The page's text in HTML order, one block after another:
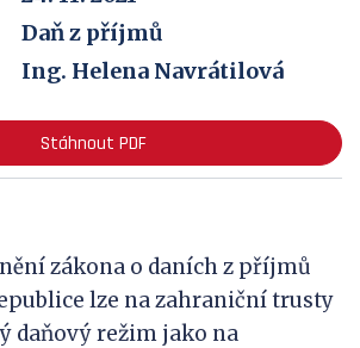
Daň z příjmů
Ing. Helena Navrátilová
Stáhnout PDF
zákona o daních z příjmů
lze na zahraniční trusty
daňový režim jako na